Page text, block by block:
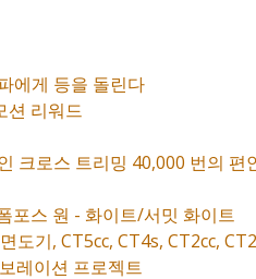
에게 등을 돌린다
션 리워드
크로스 트리밍 40,000 번의 편
포스 원 - 화이트/서밋 화이트
기, CT5cc, CT4s, CT2cc,
레이션 프로젝트